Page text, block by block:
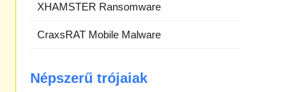
XHAMSTER Ransomware
CraxsRAT Mobile Malware
Népszerű trójaiak